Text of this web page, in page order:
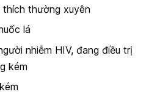
thường xuyên
lá
nhiễm HIV, đang điều trị
kém